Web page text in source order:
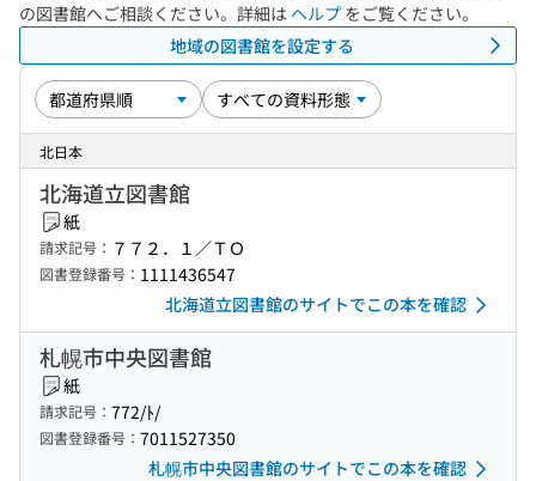
の図書館へご相談ください。詳細は ヘルプ をご覧ください。
地域の図書館を設定する
北日本
北海道立図書館
紙
請求記号： ７７２．１／ＴＯ
図書登録番号： 1111436547
北海道立図書館のサイトでこの本を確認
札幌市中央図書館
紙
請求記号： 772/ﾄ/
図書登録番号： 7011527350
札幌市中央図書館のサイトでこの本を確認